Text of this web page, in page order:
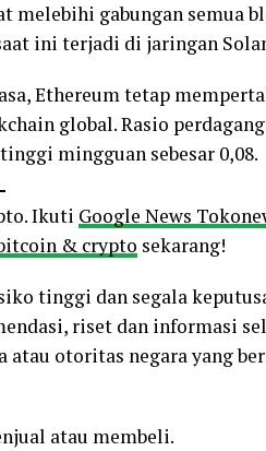
melebihi gabungan semua
ini terjadi di jaringan
Ethereum tetap
global. Rasio
mingguan sebesar 0,08.
Ikuti Google News
& crypto sekarang!
tinggi dan segala
riset dan informasi
atau otoritas negara yang
atau membeli.